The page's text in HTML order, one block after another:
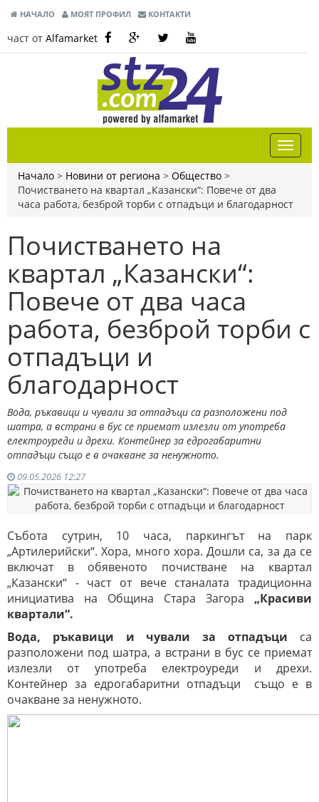
НАЧАЛО МОЯТ ПРОФИЛ КОНТАКТИ
част от Alfamarket
Начало > Новини от региона > Общество >
Почистването на квартал „Казански“: Повече от два
часа работа, безброй торби с отпадъци и благодарност
Почистването на
квартал „Казански“:
Повече от два часа
работа, безброй торби с
отпадъци и
благодарност
Вода, ръкавици и чували за отпадъци са разположени под
шатра, а встрани в бус се приемат излезли от употреба
електроуреди и дрехи. Контейнер за едрогабаритни
отпадъци също е в очакване за ненужното.
09.05.2026 12:27
Събота сутрин, 10 часа, паркингът на парк
„Артилерийски“. Хора, много хора. Дошли са, за да се
включат в обявеното почистване на квартал
„Казански“ - част от вече станалата традиционна
инициатива на Община Стара Загора „Красиви
квартали“.
Вода, ръкавици и чували за отпадъци са
разположени под шатра, а встрани в бус се приемат
излезли от употреба електроуреди и дрехи.
Контейнер за едрогабаритни отпадъци също е в
очакване за ненужното.